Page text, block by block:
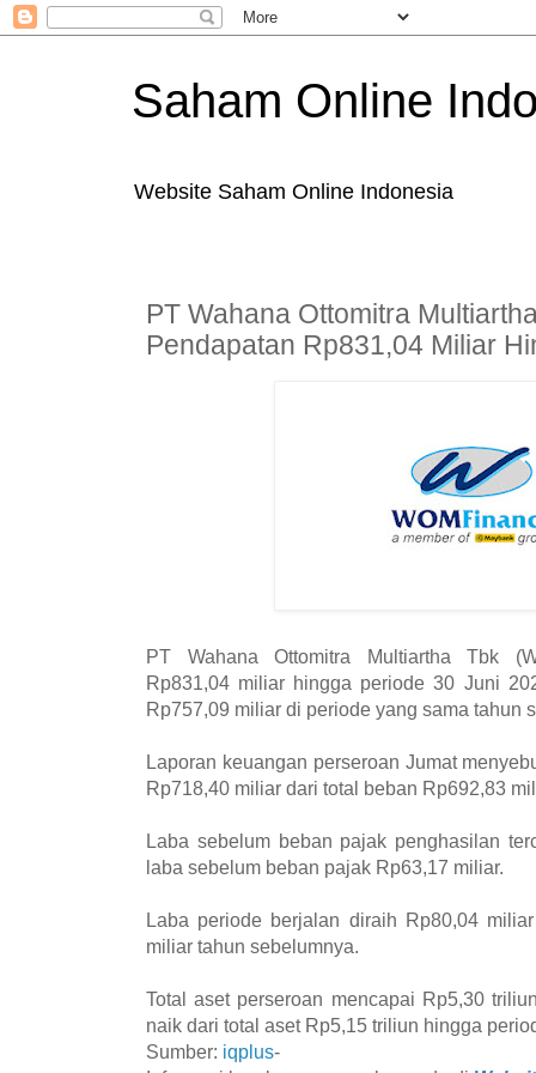
Saham Online
Website Saham Online Indonesia
PT Wahana Ottomitra
Pendapatan Rp831,04 Miliar
PT Wahana Ottomitra Multiartha Tbk
Rp831,04 miliar hingga periode 30 Juni
Rp757,09 miliar di periode yang sama tahun
Laporan keuangan perseroan Jumat
Rp718,40 miliar dari total beban Rp692,83
Laba sebelum beban pajak penghasilan
laba sebelum beban pajak Rp63,17 miliar.
Laba periode berjalan diraih Rp80,04
miliar tahun sebelumnya.
Total aset perseroan mencapai Rp5,30
naik dari total aset Rp5,15 triliun hingga
Sumber: iqplus-